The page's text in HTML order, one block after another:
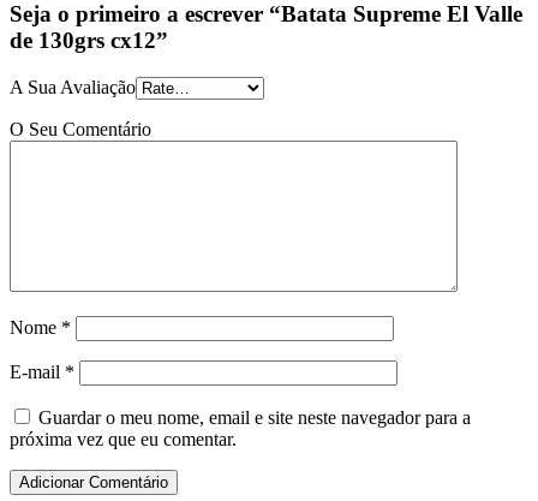
Seja o primeiro a escrever “Batata Supreme El Valle
de 130grs cx12”
A Sua Avaliação
O Seu Comentário
Nome *
E-mail *
Guardar o meu nome, email e site neste navegador para a
próxima vez que eu comentar.